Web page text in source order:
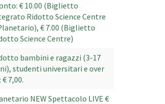
€ 10.00 (Biglietto
Ridotto Science Centre
€ 7.00 (Biglietto
Science Centre)
bambini e ragazzi (3-17
studenti universitari e over
€ 7,00.
NEW Spettacolo LIVE €